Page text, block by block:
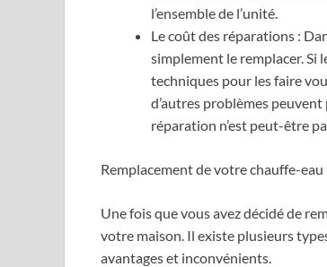
l’ensemble de l’unité.
Le coût des réparations :
simplement le remplacer. Si
techniques pour les faire
d’autres problèmes
réparation n’est peut-être
Remplacement de votre chauffe-eau
Une fois que vous avez décidé de
votre maison. Il existe plusieurs
avantages et inconvénients.